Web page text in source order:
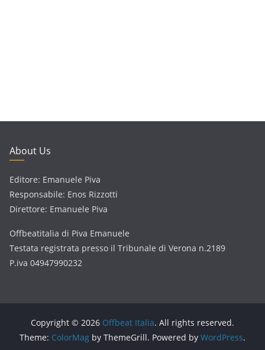
About Us
Editore: Emanuele Piva
Responsabile: Enos Rizzotti
Direttore: Emanuele Piva
Offbeatitalia di Piva Emanuele
Testata registrata presso il Tribunale di Verona n.2189
P.iva 04947990232
Copyright © 2026 Offbeat Italia. All rights reserved.
Theme: ColorMag by ThemeGrill. Powered by WordPress.